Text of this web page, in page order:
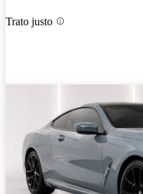
Trato justo